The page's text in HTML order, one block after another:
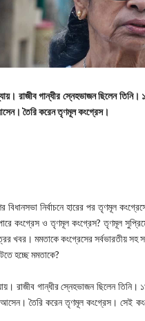
রাজীব গান্ধীর স্নেহভাজন ছিলেন
তৈরি করেন তৃণমূল কংগ্রেস।
বিধানসভা নির্বাচনে হারের পর তৃণমূল
কংগ্রেস ও তৃণমূল কংগ্রেস? তৃণমূল
খবর। মমতাকে কংগ্রেসের সর্বভারতীয়
হচ্ছে মমতাকে?
রাজীব গান্ধীর স্নেহভাজন ছিলেন
আসেন। তৈরি করেন তৃণমূল কংগ্রেস। সেই